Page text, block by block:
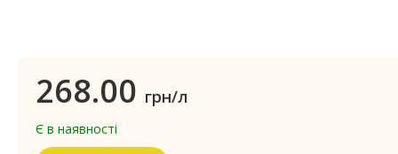
268.00 грн/л
Є в наявності